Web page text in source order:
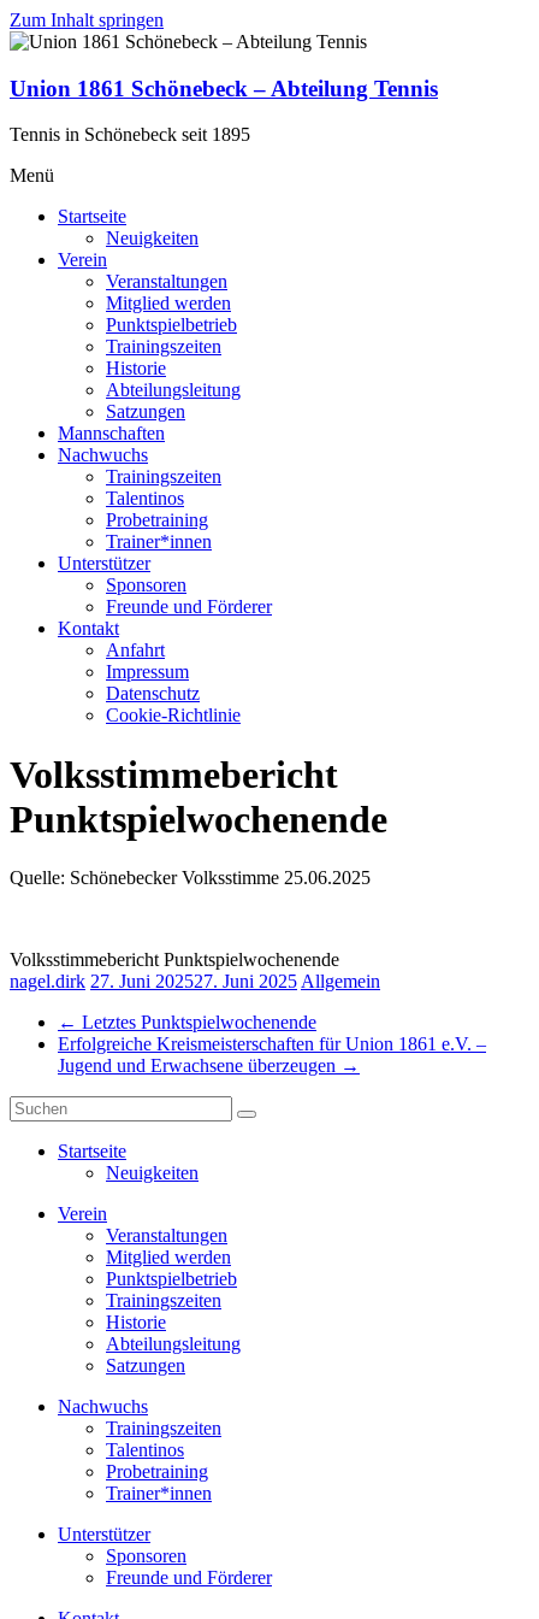
Zum Inhalt springen
Union 1861 Schönebeck – Abteilung Tennis
Tennis in Schönebeck seit 1895
Menü
Startseite
Neuigkeiten
Verein
Veranstaltungen
Mitglied werden
Punktspielbetrieb
Trainingszeiten
Historie
Abteilungsleitung
Satzungen
Mannschaften
Nachwuchs
Trainingszeiten
Talentinos
Probetraining
Trainer*innen
Unterstützer
Sponsoren
Freunde und Förderer
Kontakt
Anfahrt
Impressum
Datenschutz
Cookie-Richtlinie
Volksstimmebericht
Punktspielwochenende
Quelle: Schönebecker Volksstimme 25.06.2025
Volksstimmebericht Punktspielwochenende
nagel.dirk 27. Juni 202527. Juni 2025 Allgemein
← Letztes Punktspielwochenende
Erfolgreiche Kreismeisterschaften für Union 1861 e.V. –
Jugend und Erwachsene überzeugen →
Startseite
Neuigkeiten
Verein
Veranstaltungen
Mitglied werden
Punktspielbetrieb
Trainingszeiten
Historie
Abteilungsleitung
Satzungen
Nachwuchs
Trainingszeiten
Talentinos
Probetraining
Trainer*innen
Unterstützer
Sponsoren
Freunde und Förderer